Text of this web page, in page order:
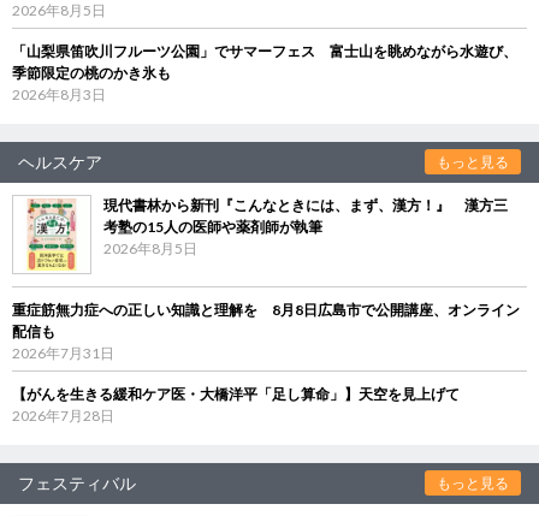
2026年8月5日
「山梨県笛吹川フルーツ公園」でサマーフェス 富士山を眺めながら水遊び、
季節限定の桃のかき氷も
2026年8月3日
ヘルスケア もっと見る
現代書林から新刊『こんなときには、まず、漢方！』 漢方三
考塾の15人の医師や薬剤師が執筆
2026年8月5日
重症筋無力症への正しい知識と理解を 8月8日広島市で公開講座、オンライン
配信も
2026年7月31日
【がんを生きる緩和ケア医・大橋洋平「足し算命」】天空を見上げて
2026年7月28日
フェスティバル もっと見る